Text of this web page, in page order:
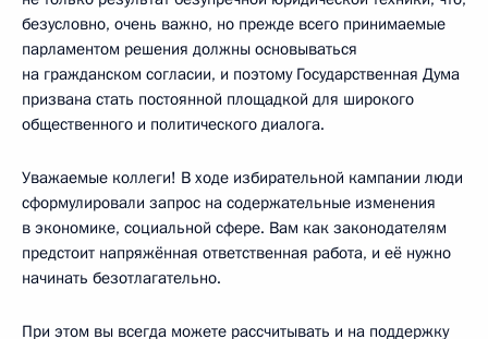
безусловно, очень важно, но прежде всего принимаемые
парламентом решения должны основываться
на гражданском согласии, и поэтому Государственная Дума
призвана стать постоянной площадкой для широкого
общественного и политического диалога.
Уважаемые коллеги! В ходе избирательной кампании люди
сформулировали запрос на содержательные изменения
в экономике, социальной сфере. Вам как законодателям
предстоит напряжённая ответственная работа, и её нужно
начинать безотлагательно.
При этом вы всегда можете рассчитывать и на поддержку